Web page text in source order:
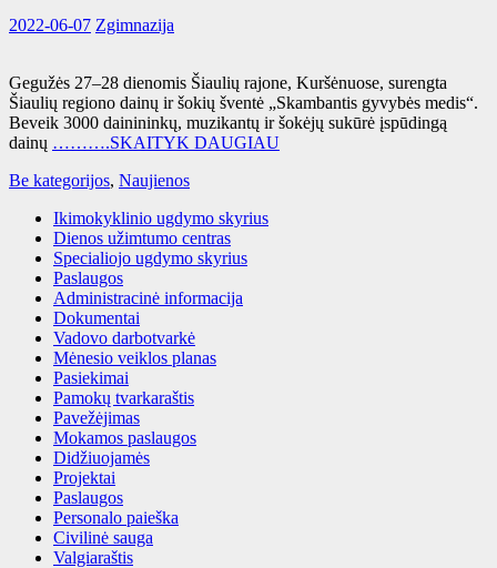
2022-06-07 Zgimnazija
Gegužės 27–28 dienomis Šiaulių rajone, Kuršėnuose, surengta
Šiaulių regiono dainų ir šokių šventė „Skambantis gyvybės medis“.
Beveik 3000 dainininkų, muzikantų ir šokėjų sukūrė įspūdingą
dainų ……….SKAITYK DAUGIAU
Be kategorijos, Naujienos
Ikimokyklinio ugdymo skyrius
Dienos užimtumo centras
Specialiojo ugdymo skyrius
Paslaugos
Administracinė informacija
Dokumentai
Vadovo darbotvarkė
Mėnesio veiklos planas
Pasiekimai
Pamokų tvarkaraštis
Pavežėjimas
Mokamos paslaugos
Didžiuojamės
Projektai
Paslaugos
Personalo paieška
Civilinė sauga
Valgiaraštis